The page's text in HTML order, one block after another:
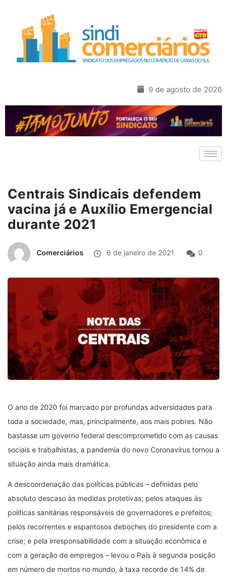
9 de agosto de 2026
Centrais Sindicais defendem
vacina já e Auxílio Emergencial
durante 2021
Comerciários 6 de janeiro de 2021 0
O ano de 2020 foi marcado por profundas adversidades para
toda a sociedade, mas, principalmente, aos mais pobres. Não
bastasse um governo federal descomprometido com as causas
sociais e trabalhistas, a pandemia do novo Coronavírus tornou a
situação ainda mais dramática.
A descoordenação das políticas públicas – definidas pelo
absoluto descaso às medidas protetivas; pelos ataques às
políticas sanitárias responsáveis de governadores e prefeitos;
pelos recorrentes e espantosos deboches do presidente com a
crise; e pela irresponsabilidade com a situação econômica e
com a geração de empregos – levou o País à segunda posição
em número de mortos no mundo, à taxa recorde de 14% de